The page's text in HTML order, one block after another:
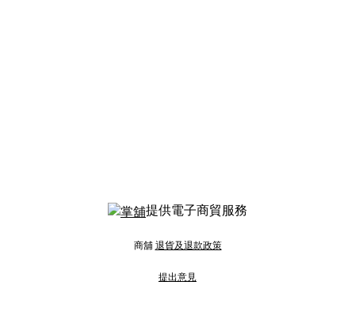
提供電子商貿服務
商舖 退貨及退款政策
提出意見